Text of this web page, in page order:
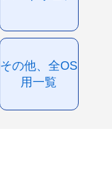
その他、全OS
用一覧